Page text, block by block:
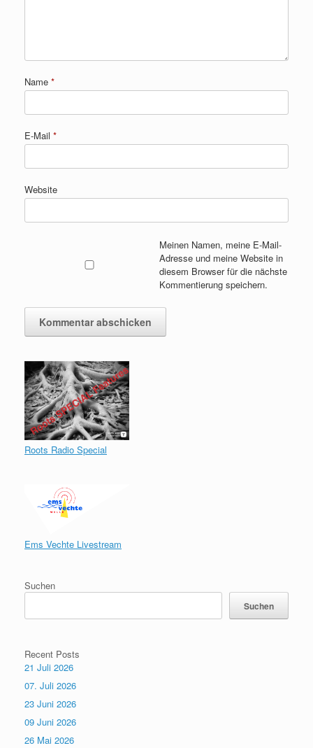
Name *
E-Mail *
Website
Meinen Namen, meine E-Mail-
Adresse und meine Website in
diesem Browser für die nächste
Kommentierung speichern.
Roots Radio Special
Ems Vechte Livestream
Suchen
Suchen
Recent Posts
21 Juli 2026
07. Juli 2026
23 Juni 2026
09 Juni 2026
26 Mai 2026